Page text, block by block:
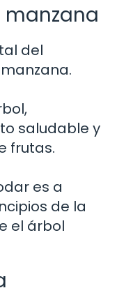
manzana
del
saludable y
frutas.
es a
de la
el árbol